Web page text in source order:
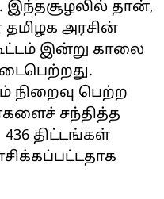
இந்தசூழலில் தான்,
அரசின்
இன்று காலை
நிறைவு பெற்ற
சந்தித்த
திட்டங்கள்